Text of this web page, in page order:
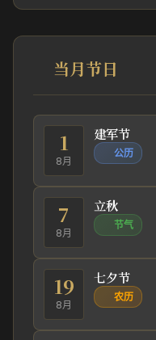
当月节日
1
8月
建军节
公历
7
8月
立秋
节气
19
8月
七夕节
农历